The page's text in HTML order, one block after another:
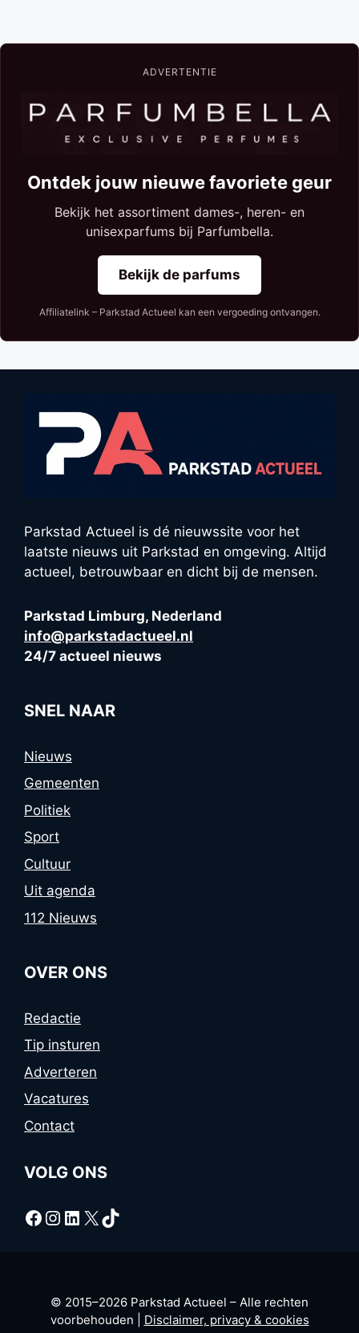
ADVERTENTIE
Ontdek jouw nieuwe favoriete geur
Bekijk het assortiment dames-, heren- en
unisexparfums bij Parfumbella.
Bekijk de parfums
Affiliatelink – Parkstad Actueel kan een vergoeding ontvangen.
Parkstad Actueel is dé nieuwssite voor het
laatste nieuws uit Parkstad en omgeving. Altijd
actueel, betrouwbaar en dicht bij de mensen.
Parkstad Limburg, Nederland
info@parkstadactueel.nl
24/7 actueel nieuws
SNEL NAAR
Nieuws
Gemeenten
Politiek
Sport
Cultuur
Uit agenda
112 Nieuws
OVER ONS
Redactie
Tip insturen
Adverteren
Vacatures
Contact
VOLG ONS
Facebook
Instagram
LinkedIn
X TikTok
© 2015–2026 Parkstad Actueel – Alle rechten
voorbehouden | Disclaimer, privacy & cookies